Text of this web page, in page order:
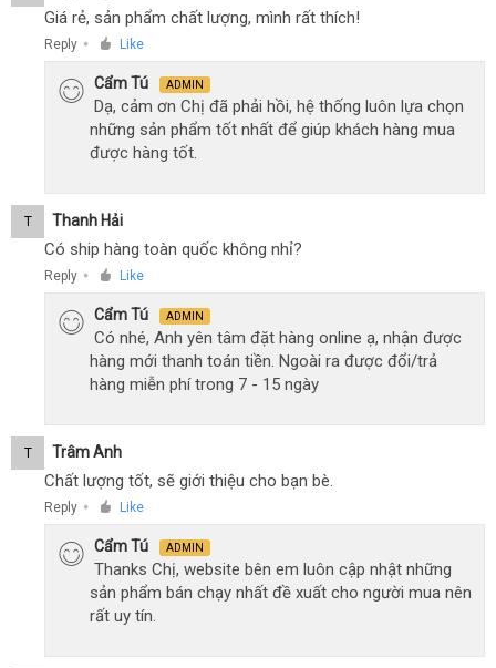
Giá rẻ, sản phẩm chất lượng, mình rất thích!
Reply ● Like
Cẩm Tú ADMIN
Dạ, cảm ơn Chị đã phải hồi, hệ thống luôn lựa chọn
những sản phẩm tốt nhất để giúp khách hàng mua
được hàng tốt.
T Thanh Hải
Có ship hàng toàn quốc không nhỉ?
Reply ● Like
Cẩm Tú ADMIN
Có nhé, Anh yên tâm đặt hàng online ạ, nhận được
hàng mới thanh toán tiền. Ngoài ra được đổi/trả
hàng miễn phí trong 7 - 15 ngày
T Trâm Anh
Chất lượng tốt, sẽ giới thiệu cho bạn bè.
Reply ● Like
Cẩm Tú ADMIN
Thanks Chị, website bên em luôn cập nhật những
sản phẩm bán chạy nhất đề xuất cho người mua nên
rất uy tín.